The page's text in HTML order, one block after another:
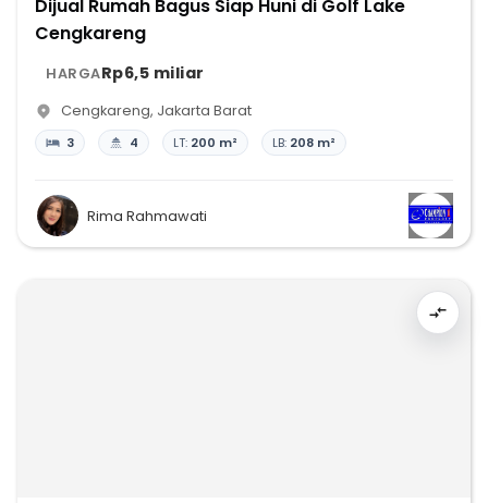
Dijual Rumah Bagus Siap Huni di Golf Lake
Cengkareng
HARGARp6,5 miliar
Cengkareng, Jakarta Barat
3 4 LT: 200 m² LB: 208 m²
Rima Rahmawati